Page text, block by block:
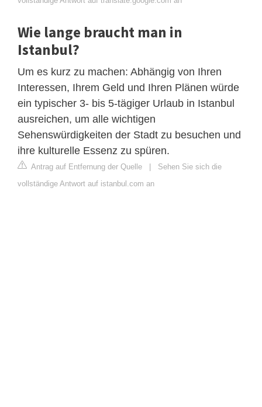
Wie lange braucht man in
Istanbul?
Um es kurz zu machen: Abhängig von Ihren
Interessen, Ihrem Geld und Ihren Plänen würde
ein typischer 3- bis 5-tägiger Urlaub in Istanbul
ausreichen, um alle wichtigen
Sehenswürdigkeiten der Stadt zu besuchen und
ihre kulturelle Essenz zu spüren.
Antrag auf Entfernung der Quelle | Sehen Sie sich die
vollständige Antwort auf istanbul.com an